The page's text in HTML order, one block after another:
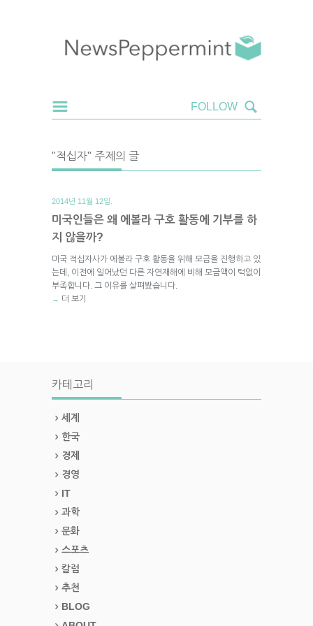
"적십자" 주제의 글
2014년 11월 12일.
미국인들은 왜 에볼라 구호 활동에 기부를 하
지 않을까?
미국 적십자사가 에볼라 구호 활동을 위해 모금을 진행하고 있
는데, 이전에 일어났던 다른 자연재해에 비해 모금액이 턱없이
부족합니다. 그 이유를 살펴봤습니다.
→ 더 보기
카테고리
세계
한국
경제
경영
IT
과학
문화
스포츠
칼럼
추천
BLOG